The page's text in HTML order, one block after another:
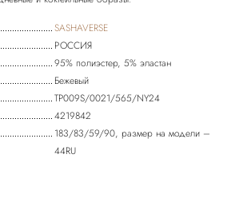
SASHAVERSE
РОССИЯ
95% полиэстер, 5% эластан
Бежевый
TP009S/0021/565/NY24
4219842
183/83/59/90, размер на модели –
44RU